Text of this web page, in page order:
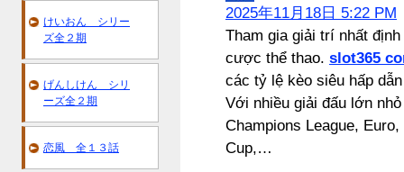
2025年11月18日 5:22 PM
Tham gia giải trí nhất
cược thể thao. slot365
các tỷ lệ kèo siêu hấp
Với nhiều giải đấu lớn
Champions League,
Cup,…
けいおん シリー
ズ全２期
げんしけん シリ
ーズ全２期
恋風 全１３話